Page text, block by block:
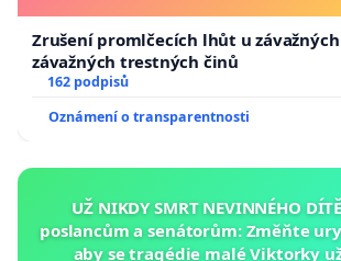
Zrušení promlčecích lhůt u
závažných trestných činů
162 podpisů
Oznámení o transparentnosti
UŽ NIKDY SMRT NEVINNÉHO
poslancům a senátorům: Změňte
aby se tragédie malé Viktorky